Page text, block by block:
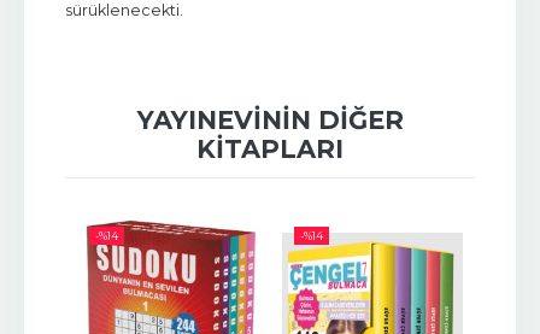
sürüklenecekti.
YAYINEVININ DIĞER
KITAPLARI
-%14 -%14